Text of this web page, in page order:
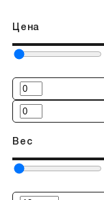
Цена
Вес